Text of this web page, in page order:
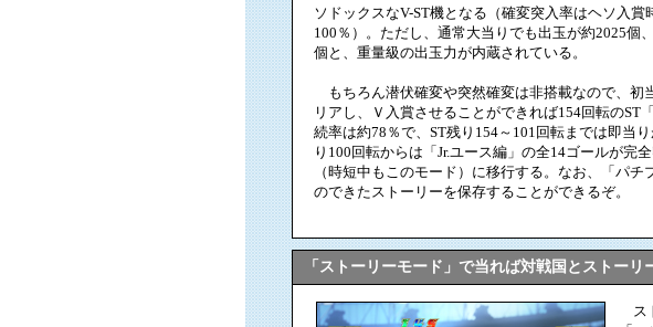
ソドックスなV-ST機となる（確変突入率はヘソ入
100％）。ただし、通常大当りでも出玉が約2025個
個と、重量級の出玉力が内蔵されている。
もちろん潜伏確変や突然確変は非搭載なので、初
リアし、Ｖ入賞させることができれば154回転のST
続率は約78％で、ST残り154～101回転までは即当
り100回転からは「Jr.ユース編」の全14ゴールが完
（時短中もこのモード）に移行する。なお、「パ
のできたストーリーを保存することができるぞ。
「ストーリーモード」で当れば対戦国とストーリ
ス